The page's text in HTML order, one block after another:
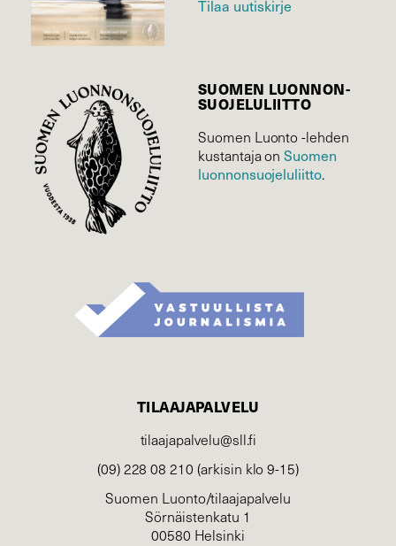
Tilaa uutiskirje
SUOMEN LUONNON­
SUOJELU­LIITTO
Suomen Luonto -lehden
kustantaja onSuomen
luonnonsuojelu­liitto.
TILAAJAPALVELU
tilaajapalvelu@sll.fi
(09) 228 08 210 (arkisin klo 9-15)
Suomen Luonto/tilaajapalvelu
Sörnäistenkatu 1
00580 Helsinki